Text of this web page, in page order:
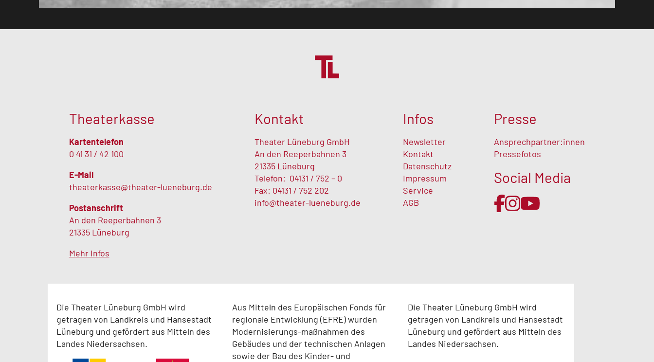
Theaterkasse
Kartentelefon
0 41 31 / 42 100
E-Mail
theaterkasse@theater-lueneburg.de
Postanschrift
An den Reeperbahnen 3
21335 Lüneburg
Mehr Infos
Kontakt
Theater Lüneburg GmbH
An den Reeperbahnen 3
21335 Lüneburg
Telefon: 04131 / 752 – 0
Fax: 04131 / 752 202
info@theater-lueneburg.de
Infos
Newsletter
Kontakt
Datenschutz
Impressum
Service
AGB
Presse
Ansprechpartner:innen
Pressefotos
Social Media
Die Theater Lüneburg GmbH wird
getragen von Landkreis und Hansestadt
Lüneburg und gefördert aus Mitteln des
Landes Niedersachsen.
Aus Mitteln des Europäischen Fonds für
regionale Entwicklung (EFRE) wurden
Modernisierungs-maßnahmen des
Gebäudes und der technischen Anlagen
sowie der Bau des Kinder- und
Die Theater Lüneburg GmbH wird
getragen von Landkreis und Hansestadt
Lüneburg und gefördert aus Mitteln des
Landes Niedersachsen.